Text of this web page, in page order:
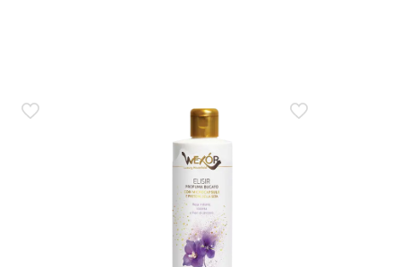
Sportbekleidung oder Funktionskleidung?
Zusatzoption?
in einem halben Liter Wasser lässt sich beim
zur Nutzung in der Waschmaschine, die sich